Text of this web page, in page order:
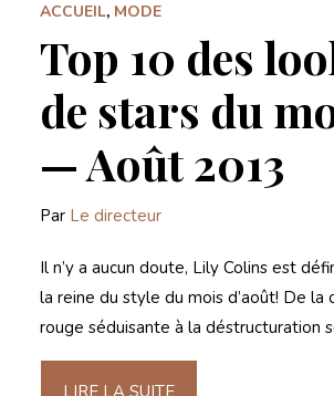
ACCUEIL, MODE
Top 10 des
de stars du
— Août 2013
Par Le directeur
Il n’y a aucun doute, Lily Colins est
la reine du style du mois d’août! De la
rouge séduisante à la déstructuration
LIRE LA SUITE